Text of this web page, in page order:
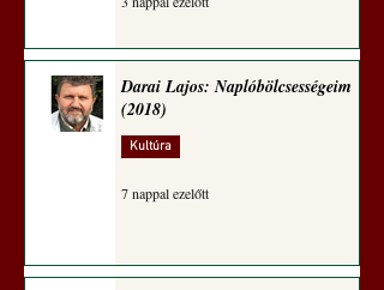
Darai Lajos: Naplóbölcsességeim
(2018)
Kultúra
7 nappal ezelőtt